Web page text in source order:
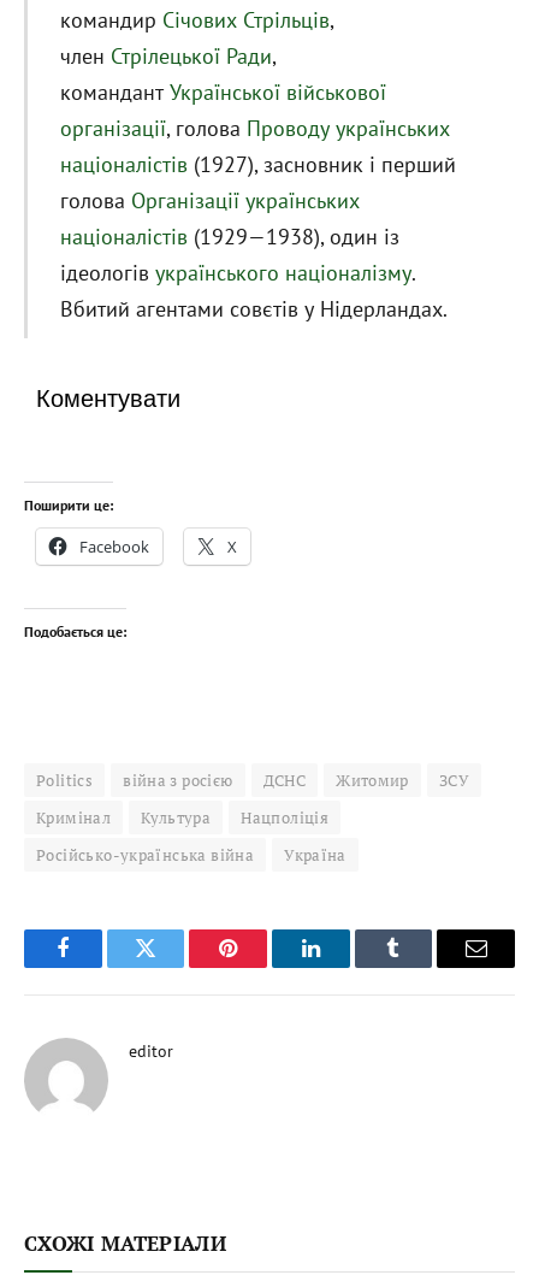
командир Січових Стрільців,
член Стрілецької Ради,
командантУкраїнської військової
організації, голова Проводу українських
націоналістів (1927), засновник і перший
голова Організації українських
націоналістів (1929—1938), один із
ідеологів українського націоналізму.
Вбитий агентами совєтів у Нідерландах.
Коментувати
Поширити це:
Facebook X
Подобається це:
Politics війна з росією ДСНС Житомир
ЗСУ
Кримінал
Культура
Нацполіція
Російсько-українська війна
Україна
FacebookTwitter Pinterest LinkedInTumblr Email
editor
СХОЖІ МАТЕРІАЛИ